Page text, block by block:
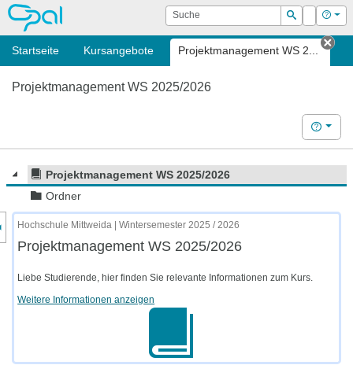
OPAL Suche
Suchen
Login Hilfe
Startseite Kursangebote Projektmanagement WS 2...
Projektmanagement WS 2025/2026
Hilfe
Projektmanagement WS 2025/2026
Ordner
des Kursmenüs
Hochschule Mittweida | Wintersemester 2025 / 2026
Projektmanagement WS 2025/2026
Liebe Studierende, hier finden Sie relevante Informationen zum Kurs.
Weitere Informationen anzeigen